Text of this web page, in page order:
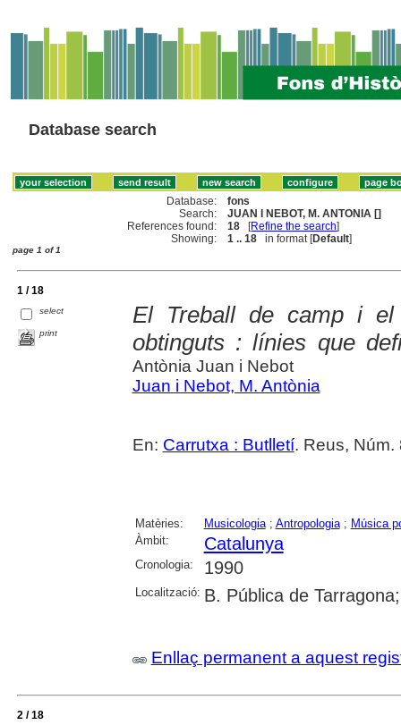
Database search
Database:
fons
Search:
JUAN I NEBOT, M. ANTONIA []
References found:
18 [Refine the search]
Showing:
1 .. 18 in format [Default]
page 1 of 1
1 / 18
select
print
El Treball de camp i el
obtinguts : línies que
Antònia Juan i Nebot
Juan i Nebot, M. Antònia
En: Carrutxa : Butlletí. Reus, Núm.
Matèries: Musicologia; Antropologia; Música
Àmbit:
Catalunya
Cronologia: 1990
Localització: B. Pública de
Enllaç permanent a aquest
2 / 18